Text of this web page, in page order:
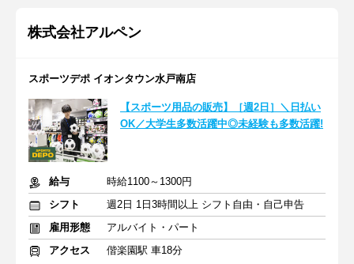
株式会社アルペン
スポーツデポ イオンタウン水戸南店
【スポーツ用品の販売】［週2日］＼日払い
OK／大学生多数活躍中◎未経験も多数活躍!
給与
時給1100～1300円
シフト
週2日 1日3時間以上 シフト自由・自己申告
雇用形態
アルバイト・パート
アクセス
偕楽園駅 車18分